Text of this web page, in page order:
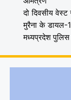
दो दिवसीय
मुरैना के डायल-
मध्यप्रदेश पुलिस